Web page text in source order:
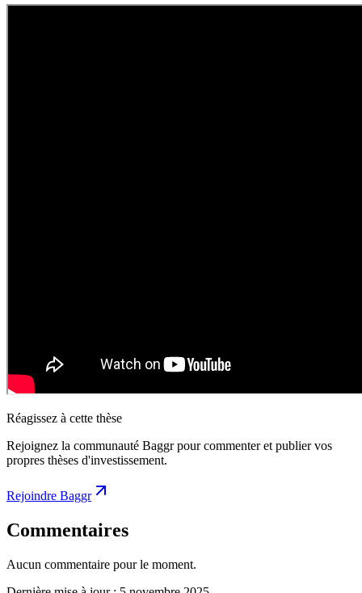
Réagissez à cette thèse
Rejoignez la communauté Baggr pour commenter et publier vos
propres thèses d'investissement.
Rejoindre Baggr
Commentaires
Aucun commentaire pour le moment.